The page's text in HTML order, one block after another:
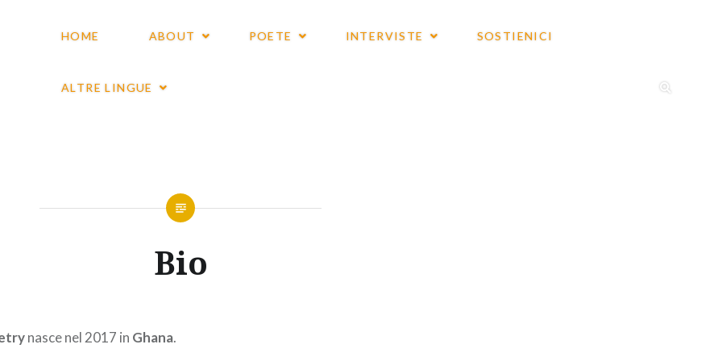
HOME ABOUT POETE INTERVISTE SOSTIENICI
ALTRE LINGUE
Bio
nasce nel 2017 in Ghana.